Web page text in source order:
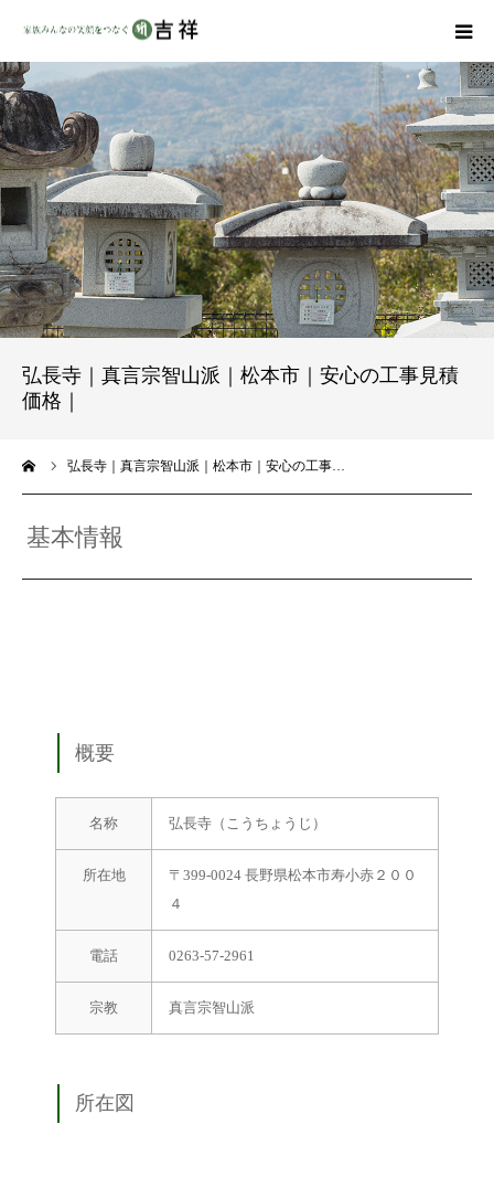
弘長寺｜真言宗智山派｜松本市｜安心の工事見積
価格｜
弘長寺｜真言宗智山派｜松本市｜安心の工事…
基本情報
概要
名称 弘長寺（こうちょうじ）
所在地
〒399-0024 長野県松本市寿小赤２００
４
電話 0263-57-2961
宗教 真言宗智山派
所在図
戒名彫りについて
商品ラインナップ
墓地・霊園を探す
吉祥の特徴
会社概要